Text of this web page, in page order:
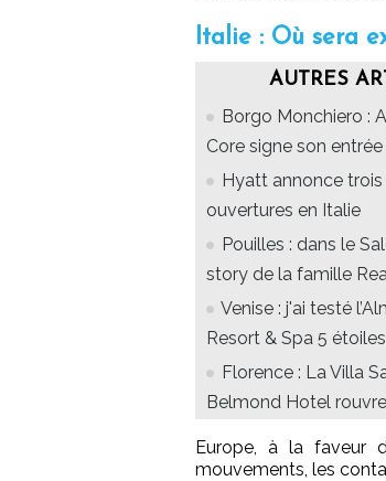
Italie : Où sera
AUTRES
Borgo Monchiero :
Core signe son
Hyatt annonce
ouvertures en Italie
Pouilles : dans le
story de la famille
Venise : j'ai testé
Resort & Spa 5 étoiles
Florence : La Villa
Belmond Hotel
Europe, à la faveur
mouvements, les